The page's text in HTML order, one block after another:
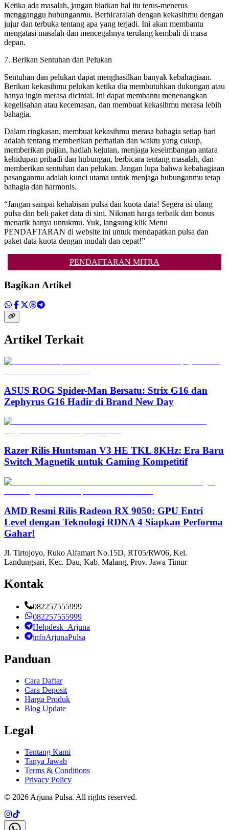
Ketika ada masalah, jangan biarkan hal itu terus-menerus
mengganggu hubunganmu. Berbicaralah dengan kekasihmu dengan
jujur dan terbuka tentang apa yang terjadi. Ini akan membantu
mengatasi masalah dan mencegahnya terulang kembali di masa
depan.
7. Berikan Sentuhan dan Pelukan
Sentuhan dan pelukan dapat menghasilkan banyak kebahagiaan.
Berikan kekasihmu pelukan ketika dia membutuhkan dukungan atau
hanya ingin merasa dicintai. Ini dapat membantu menenangkan
kegelisahan atau kecemasan, dan membuat kekasihmu merasa lebih
bahagia.
Dalam ringkasan, membuat kekasihmu merasa bahagia setiap hari
adalah tentang memberikan perhatian dan waktu yang cukup,
memberikan pujian, hadiah kejutan, menjaga keseimbangan antara
kehidupan pribadi dan hubungan, berbicara tentang masalah, dan
memberikan sentuhan dan pelukan. Jangan lupa bahwa kebahagiaan
pasanganmu adalah kunci utama untuk menjaga hubunganmu tetap
bahagia dan harmonis.
“Jangan sampai kehabisan pulsa dan kuota data! Segera isi ulang
pulsa dan beli paket data di sini. Nikmati harga terbaik dan bonus
menarik hanya untukmu. Yuk, langsung klik Menu
PENDAFTARAN di website ini untuk mendapatkan pulsa dan
paket data kuota dengan mudah dan cepat!”
PENDAFTARAN MITRA
Bagikan Artikel
Artikel Terkait
ASUS ROG Spider-Man Bersatu: Strix G16 dan
Zephyrus G16 Hadir di Brand New Day
Razer Rilis Huntsman V3 HE TKL 8KHz: Era Baru
Switch Magnetik untuk Gaming Kompetitif
AMD Resmi Rilis Radeon RX 9050: GPU Entri
Level dengan Teknologi RDNA 4 Siapkan Performa
Gahar!
Jl. Tirtojoyo, Ruko Alfamart No.15D, RT05/RW06, Kel.
Landungsari, Kec. Dau, Kab. Malang, Prov. Jawa Timur
Kontak
082257555999
082257555999
Helpdesk_Arjuna
infoArjunaPulsa
Panduan
Cara Daftar
Cara Deposit
Harga Produk
Blog Update
Legal
Tentang Kami
Tanya Jawab
Terms & Conditions
Privacy Policy
© 2026 Arjuna Pulsa. All rights reserved.